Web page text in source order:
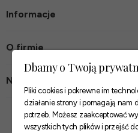
Informacje
O firmie
Nasze sklepy
Zaufane
Dbamy o Twoją
Pliki cookies i pokrewne im
działanie strony i pomagają nam
potrzeb. Możesz zaakceptować
wszystkich tych plików i przejść